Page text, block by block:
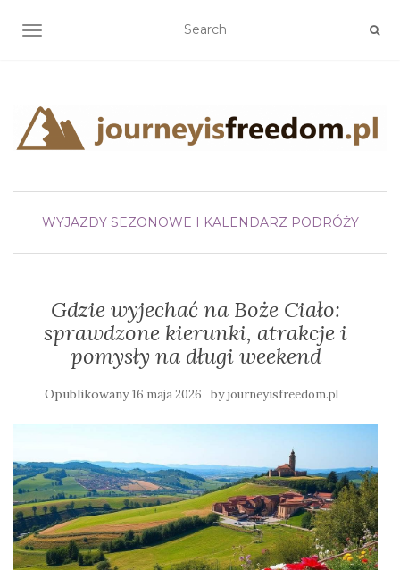
TOGGLE NAVIGATION
WYJAZDY SEZONOWE I KALENDARZ PODRÓŻY
Gdzie wyjechać na Boże Ciało:
sprawdzone kierunki, atrakcje i
pomysły na długi weekend
Opublikowany16 maja 2026 byjourneyisfreedom.pl